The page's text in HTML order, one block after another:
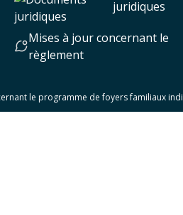
juridiques
Mises à jour concernant le
règlement
le programme de foyers familiaux